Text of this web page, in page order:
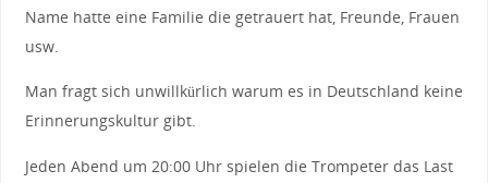
Name hatte eine Familie die getrauert hat, Freunde, Frauen
usw.
Man fragt sich unwillkürlich warum es in Deutschland keine
Erinnerungskultur gibt.
Jeden Abend um 20:00 Uhr spielen die Trompeter das Last